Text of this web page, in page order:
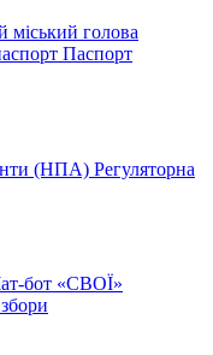
міський голова
Паспорт
(НПА) Регуляторна
бот «СВОЇ»